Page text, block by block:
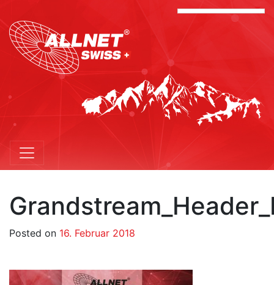
Posted on 16. Februar 2018